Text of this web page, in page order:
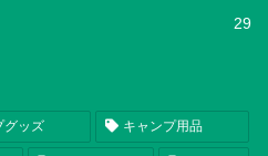
29
グッズ キャンプ用品